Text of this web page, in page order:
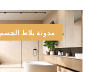
مدونة بلاط